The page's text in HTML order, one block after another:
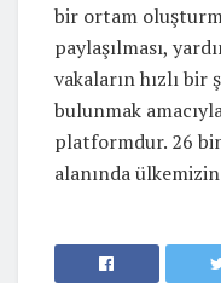
bir ortam
paylaşılması,
vakaların hızlı bir
bulunmak
platformdur. 26
alanında